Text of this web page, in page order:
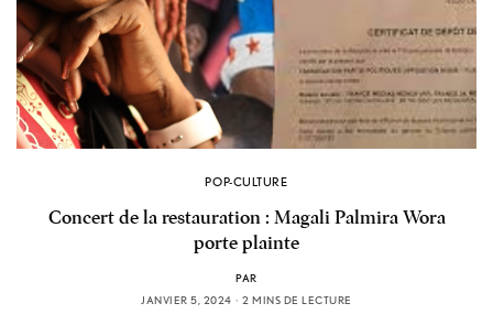
POP-CULTURE
Concert de la restauration : Magali Palmira Wora
porte plainte
PAR
JANVIER 5, 2024
2 MINS DE LECTURE